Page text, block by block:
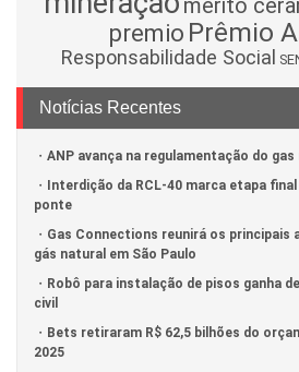
mérito
premio Prêmio
Responsabilidade Social
Notícias Recentes
ANP avança na regulamentação do gas
Interdição da RCL-40 marca etapa
ponte
Gas Connections reunirá os principais
gás natural em São Paulo
Robô para instalação de pisos ganha
civil
Bets retiraram R$ 62,5 bilhões do
2025